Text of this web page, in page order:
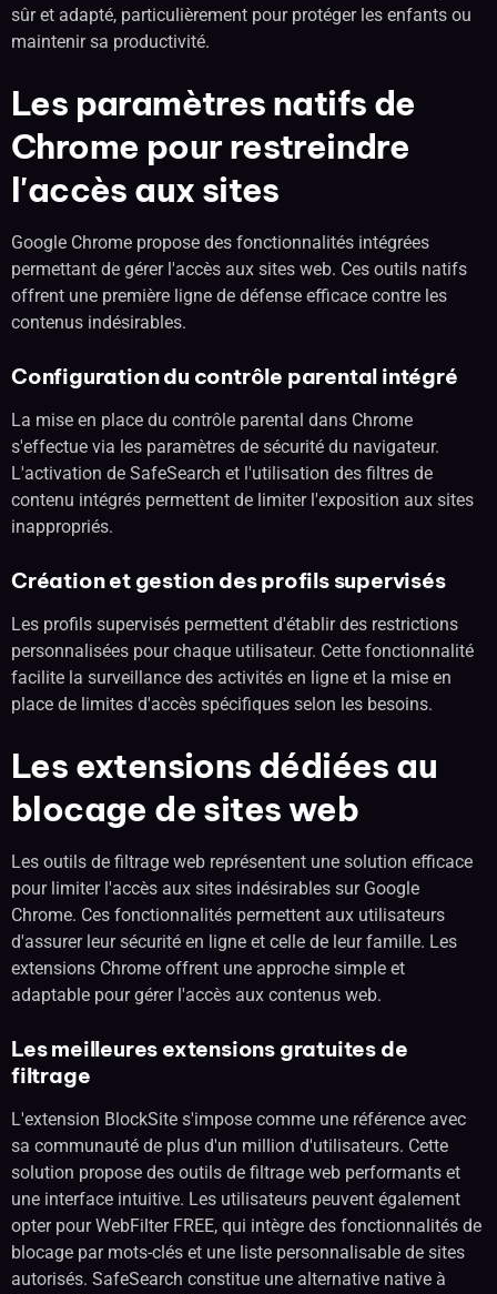
sûr et adapté, particulièrement pour protéger les enfants ou
maintenir sa productivité.
Les paramètres natifs de
Chrome pour restreindre
l'accès aux sites
Google Chrome propose des fonctionnalités intégrées
permettant de gérer l'accès aux sites web. Ces outils natifs
offrent une première ligne de défense efficace contre les
contenus indésirables.
Configuration du contrôle parental intégré
La mise en place du contrôle parental dans Chrome
s'effectue via les paramètres de sécurité du navigateur.
L'activation de SafeSearch et l'utilisation des filtres de
contenu intégrés permettent de limiter l'exposition aux sites
inappropriés.
Création et gestion des profils supervisés
Les profils supervisés permettent d'établir des restrictions
personnalisées pour chaque utilisateur. Cette fonctionnalité
facilite la surveillance des activités en ligne et la mise en
place de limites d'accès spécifiques selon les besoins.
Les extensions dédiées au
blocage de sites web
Les outils de filtrage web représentent une solution efficace
pour limiter l'accès aux sites indésirables sur Google
Chrome. Ces fonctionnalités permettent aux utilisateurs
d'assurer leur sécurité en ligne et celle de leur famille. Les
extensions Chrome offrent une approche simple et
adaptable pour gérer l'accès aux contenus web.
Les meilleures extensions gratuites de
filtrage
L'extension BlockSite s'impose comme une référence avec
sa communauté de plus d'un million d'utilisateurs. Cette
solution propose des outils de filtrage web performants et
une interface intuitive. Les utilisateurs peuvent également
opter pour WebFilter FREE, qui intègre des fonctionnalités de
blocage par mots-clés et une liste personnalisable de sites
autorisés. SafeSearch constitue une alternative native à